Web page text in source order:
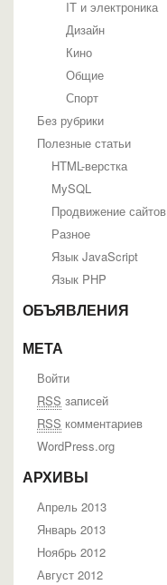
IT и электроника
Дизайн
Кино
Общие
Спорт
Без рубрики
Полезные статьи
HTML-верстка
MySQL
Продвижение сайтов
Разное
Язык JavaScript
Язык PHP
ОБЪЯВЛЕНИЯ
МЕТА
Войти
RSS записей
RSS комментариев
WordPress.org
АРХИВЫ
Апрель 2013
Январь 2013
Ноябрь 2012
Август 2012